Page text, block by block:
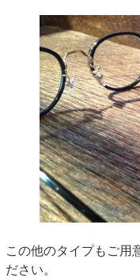
この他のタイプもご用
ださい。